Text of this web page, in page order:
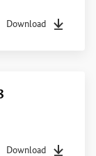
Download
Dateityppdf
Download